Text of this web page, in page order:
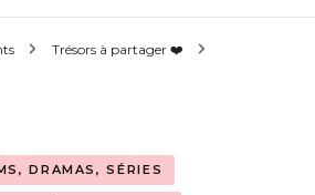
Trésors à partager ❤️
DRAMAS, SÉRIES